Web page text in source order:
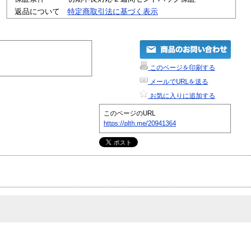
返品について
特定商取引法に基づく表示
このページを印刷する
メールでURLを送る
お気に入りに追加する
このページのURL
https://plth.me/20941364